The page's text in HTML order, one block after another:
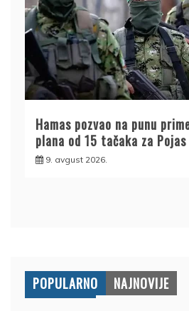
Hamas pozvao na punu
plana od 15 tačaka za Pojas
9. avgust 2026.
POPULARNO NAJNOVIJE